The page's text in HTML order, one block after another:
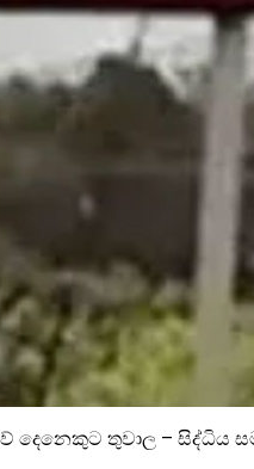
තුවාල – සිද්ධිය